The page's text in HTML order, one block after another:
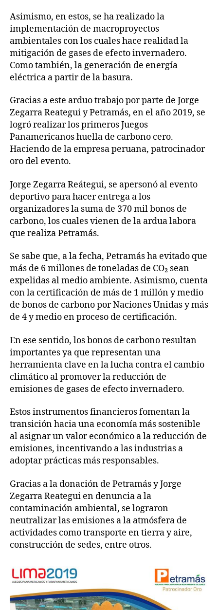
Asimismo, en estos, se ha realizado la
implementación de macroproyectos
ambientales con los cuales hace realidad la
mitigación de gases de efecto invernadero.
Como también, la generación de energía
eléctrica a partir de la basura.
Gracias a este arduo trabajo por parte de Jorge
Zegarra Reategui y Petramás, en el año 2019, se
logró realizar los primeros Juegos
Panamericanos huella de carbono cero.
Haciendo de la empresa peruana, patrocinador
oro del evento.
Jorge Zegarra Reátegui, se apersonó al evento
deportivo para hacer entrega a los
organizadores la suma de 370 mil bonos de
carbono, los cuales vienen de la ardua labora
que realiza Petramás.
Se sabe que, a la fecha, Petramás ha evitado que
más de 6 millones de toneladas de CO₂ sean
expelidas al medio ambiente. Asimismo, cuenta
con la certificación de más de 1 millón y medio
de bonos de carbono por Naciones Unidas y más
de 4 y medio en proceso de certificación.
En ese sentido, los bonos de carbono resultan
importantes ya que representan una
herramienta clave en la lucha contra el cambio
climático al promover la reducción de
emisiones de gases de efecto invernadero.
Estos instrumentos financieros fomentan la
transición hacia una economía más sostenible
al asignar un valor económico a la reducción de
emisiones, incentivando a las industrias a
adoptar prácticas más responsables.
Gracias a la donación de Petramás y Jorge
Zegarra Reategui en denuncia a la
contaminación ambiental, se lograron
neutralizar las emisiones a la atmósfera de
actividades como transporte en tierra y aire,
construcción de sedes, entre otros.